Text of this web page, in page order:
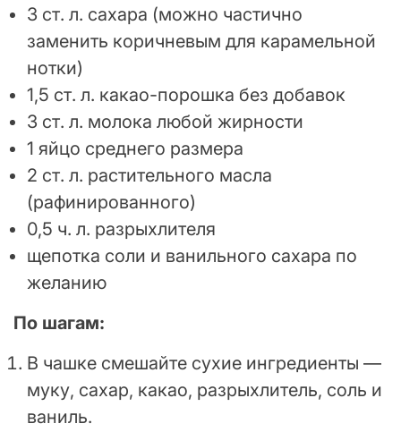
3 ст. л. сахара (можно частично
заменить коричневым для карамельной
нотки)
1,5 ст. л. какао-порошка без добавок
3 ст. л. молока любой жирности
1 яйцо среднего размера
2 ст. л. растительного масла
(рафинированного)
0,5 ч. л. разрыхлителя
щепотка соли и ванильного сахара по
желанию
По шагам:
В чашке смешайте сухие ингредиенты —
муку, сахар, какао, разрыхлитель, соль и
ваниль.